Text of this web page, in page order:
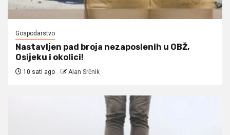
Gospodarstvo
Nastavljen pad broja nezaposlenih u OBŽ,
Osijeku i okolici!
10 sati ago Alan Srčnik